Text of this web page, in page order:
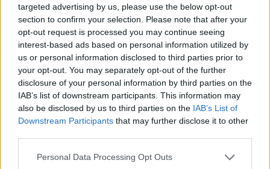
targeted advertising by us, please use the below opt-out
section to confirm your selection. Please note that after your
opt-out request is processed you may continue seeing
interest-based ads based on personal information utilized by
us or personal information disclosed to third parties prior to
your opt-out. You may separately opt-out of the further
disclosure of your personal information by third parties on the
IAB’s list of downstream participants. This information may
also be disclosed by us to third parties on the IAB’s List of
Downstream Participants that may further disclose it to other
Please note that this website/app uses one or more Google
Personal Data Processing Opt Outs
belül is Barcelona a fellépés színhelye. A katalán
pálya otthont adott a téli teszteknek, ahol
megcsodálhattuk a vadonatúj autókat, ez a
hétvége pedig a „fejlesztések hétvégéje” lesz.
Az Aston Martink konkrétan egy teljesen új autót
hozott, de rengeteg csapat készül kisebb és
nagyobb fejlesztőcsomagokkal, nincs ez másképp
a McLarennél sem. A wokingi istálló a hétvégére